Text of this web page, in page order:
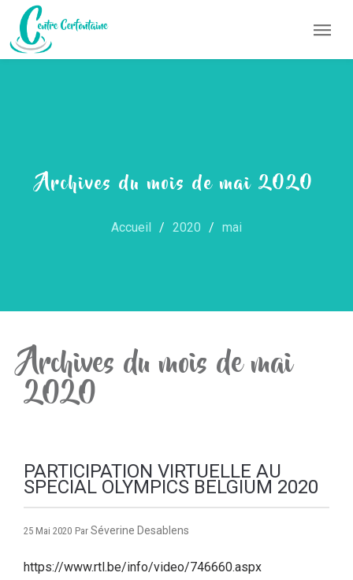
Archives du mois de mai 2020
Accueil 2020 mai
Archives du mois de mai
2020
PARTICIPATION VIRTUELLE AU
SPECIAL OLYMPICS BELGIUM 2020
25 Mai 2020 Par Séverine Desablens
https://www.rtl.be/info/video/746660.aspx